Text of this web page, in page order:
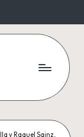
y Raquel Sainz,